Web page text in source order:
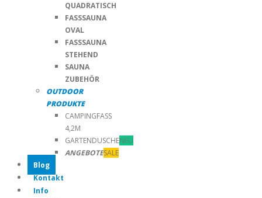
QUADRATISCH
FASSSAUNA
OVAL
FASSSAUNA
STEHEND
SAUNA
ZUBEHÖR
OUTDOOR
PRODUKTE
CAMPINGFASS
4,2M
GARTENDUSCHENEU
ANGEBOTESALE
Blog
Kontakt
Info